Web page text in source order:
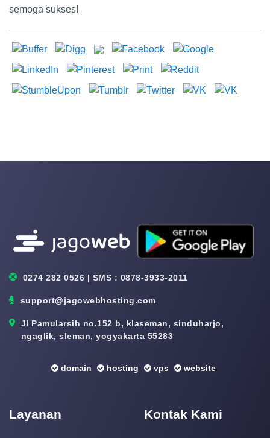
semoga sukses!
0274 282 0526 | SMS : 0878-3933-2011
support@jagowebhosting.com
Jl Pamularsih no.152 b, klaseman, sinduharjo,
ngaglik, sleman, yogyakarta 55283
domain hosting vps website
Layanan Kontak Kami